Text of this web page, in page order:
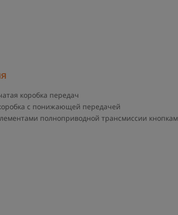
коробка передач
с понижающей передачей
полноприводной трансмиссии